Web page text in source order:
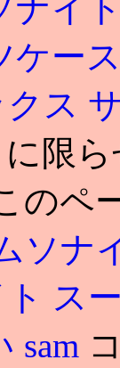
ナイ
ケー
ス
に限
のペ
ソナ
ト ス
sam